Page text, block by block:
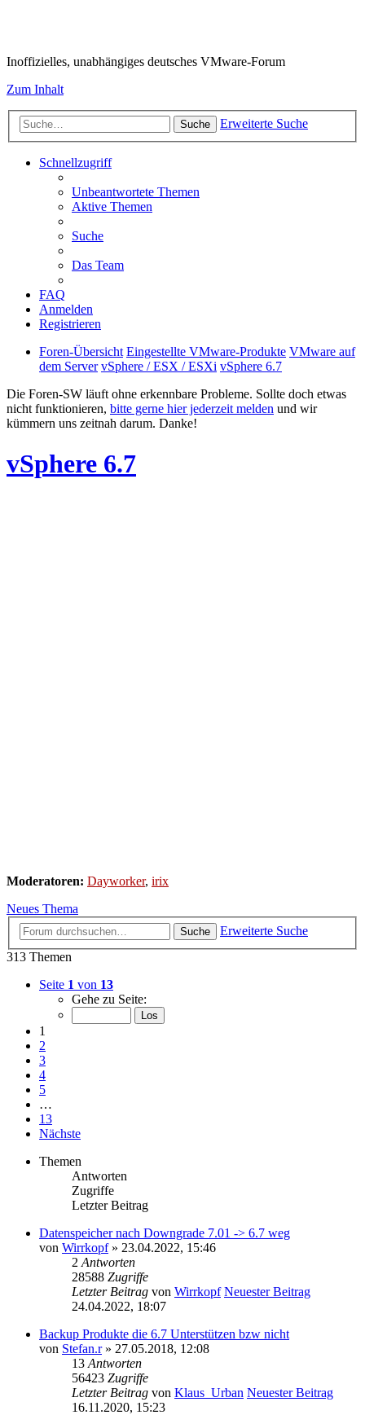
Inoffizielles, unabhängiges deutsches VMware-Forum
Zum Inhalt
Suche Erweiterte Suche
Schnellzugriff
Unbeantwortete Themen
Aktive Themen
Suche
Das Team
FAQ
Anmelden
Registrieren
Foren-Übersicht Eingestellte VMware-Produkte VMware auf
dem Server vSphere / ESX / ESXi vSphere 6.7
Die Foren-SW läuft ohne erkennbare Probleme. Sollte doch etwas
nicht funktionieren, bitte gerne hier jederzeit melden und wir
kümmern uns zeitnah darum. Danke!
vSphere 6.7
Moderatoren: Dayworker, irix
Neues Thema
Suche
Erweiterte Suche
313 Themen
Seite 1 von 13
Gehe zu Seite:
1
2
3
4
5
…
13
Nächste
Themen
Antworten
Zugriffe
Letzter Beitrag
Datenspeicher nach Downgrade 7.01 -> 6.7 weg
von Wirrkopf» 23.04.2022, 15:46
2 Antworten
28588 Zugriffe
Letzter Beitrag von Wirrkopf Neuester Beitrag
24.04.2022, 18:07
Backup Produkte die 6.7 Unterstützen bzw nicht
von Stefan.r» 27.05.2018, 12:08
13 Antworten
56423 Zugriffe
Letzter Beitrag von Klaus_Urban Neuester Beitrag
16.11.2020, 15:23